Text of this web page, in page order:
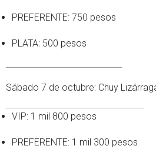
PREFERENTE: 750 pesos
PLATA: 500 pesos
Sábado 7 de octubre: Chuy
VIP: 1 mil 800 pesos
PREFERENTE: 1 mil 300 pesos